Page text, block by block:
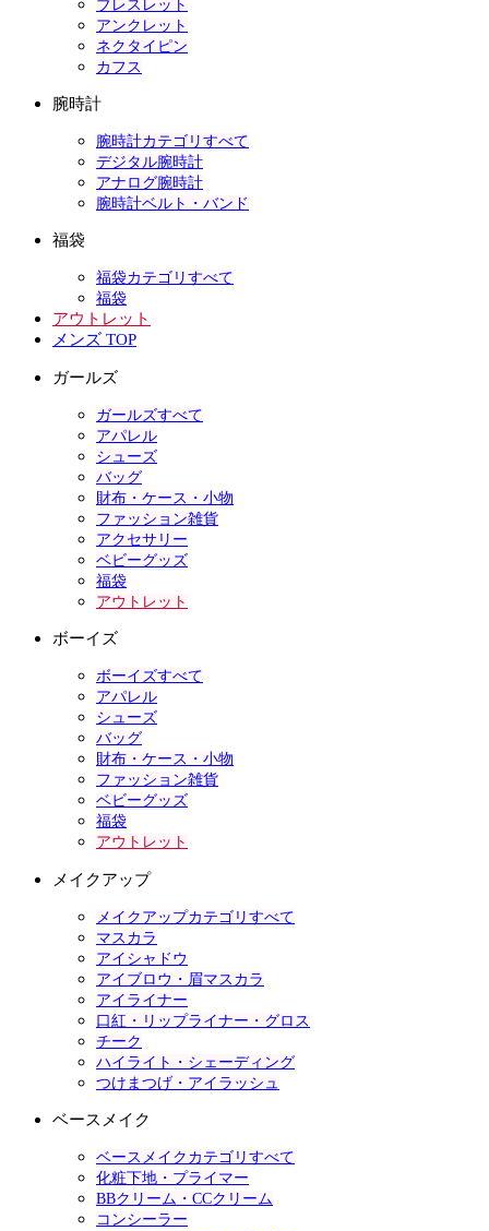
ブレスレット
アンクレット
ネクタイピン
カフス
腕時計
腕時計カテゴリすべて
デジタル腕時計
アナログ腕時計
腕時計ベルト・バンド
福袋
福袋カテゴリすべて
福袋
アウトレット
メンズ TOP
ガールズ
ガールズすべて
アパレル
シューズ
バッグ
財布・ケース・小物
ファッション雑貨
アクセサリー
ベビーグッズ
福袋
アウトレット
ボーイズ
ボーイズすべて
アパレル
シューズ
バッグ
財布・ケース・小物
ファッション雑貨
ベビーグッズ
福袋
アウトレット
メイクアップ
メイクアップカテゴリすべて
マスカラ
アイシャドウ
アイブロウ・眉マスカラ
アイライナー
口紅・リップライナー・グロス
チーク
ハイライト・シェーディング
つけまつげ・アイラッシュ
ベースメイク
ベースメイクカテゴリすべて
化粧下地・プライマー
BBクリーム・CCクリーム
コンシーラー